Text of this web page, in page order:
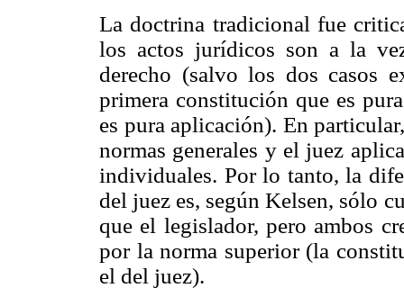
La doctrina tradicional fue
los actos jurídicos son a la
derecho (salvo los dos casos
primera constitución que es
es pura aplicación). En
normas generales y el juez
individuales. Por lo tanto, la
del juez es, según Kelsen, sólo
que el legislador, pero ambos
por la norma superior (la
el del juez).